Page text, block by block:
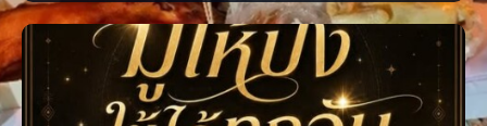
บอกเหตุ ทั้งเรื่องดีและเรื่องที่ควรระวัง แต่ไม่ว่าจะเชื่อมากน้อยเพียงใด สิ่ง
สำคัญที่สุดคือ “อย่าประมาท” แ